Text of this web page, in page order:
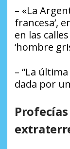
– «La
francesa’,
en las
‘hombre
– “La
dada por un